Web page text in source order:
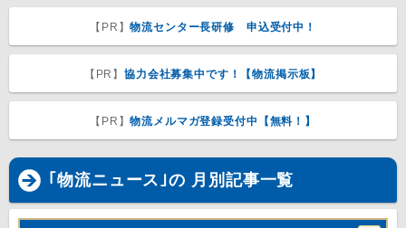
【PR】物流センター長研修 申込受付中！
【PR】協力会社募集中です！【物流掲示板】
【PR】物流メルマガ登録受付中【無料！】
｢物流ニュース｣の 月別記事一覧